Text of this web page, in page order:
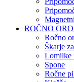
ROČNO
Ročno
Škarje
Lomilke
Spone
Ročne